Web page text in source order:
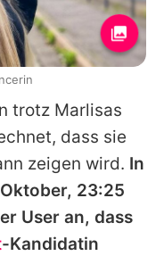
trotz Marlisas
dass sie
zeigen wird. In
23:25
User an, dass
-Kandidatin